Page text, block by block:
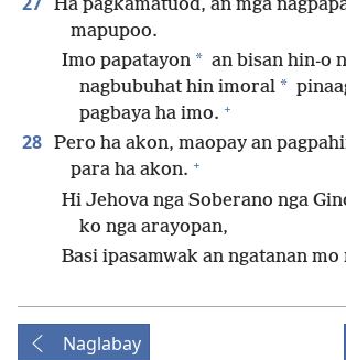
Ha pagkamatuod, an mga
mapupoo.
Imo papatayon * an bisan hin-o
nagbubuhat hin imoral *
pagbaya ha imo. +
28 Pero ha akon, maopay an
para ha akon. +
Hi Jehova nga Soberano nga
ko nga arayopan,
Basi ipasamwak an ngatanan mo
Naglabay